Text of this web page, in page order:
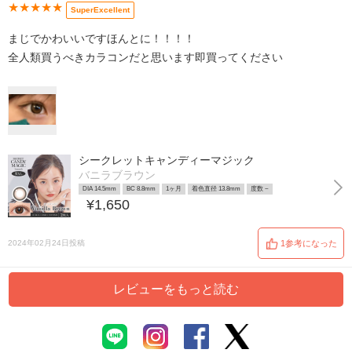
★★★★★ SuperExcellent
まじでかわいいですほんとに！！！！
全人類買うべきカラコンだと思います即買ってください
シークレットキャンディーマジック
バニラブラウン
DIA 14.5mm BC 8.8mm 1ヶ月 着色直径 13.8mm 度数 ~
¥1,650
2024年02月24日投稿 1参考になった
レビューをもっと読む